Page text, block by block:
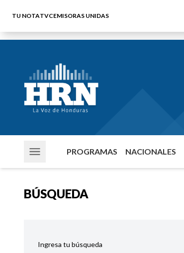
TU NOTATVCEMISORAS UNIDAS
PROGRAMAS NACIONALES
BÚSQUEDA
Ingresa tu búsqueda